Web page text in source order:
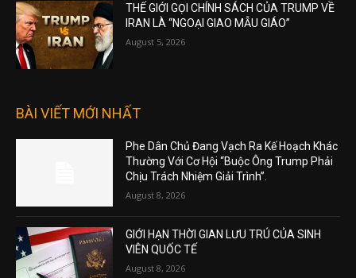
THẾ GIỚI GỌI CHÍNH SÁCH CỦA TRUMP VỀ
IRAN LÀ “NGOẠI GIAO MẪU GIÁO”
August 5, 2026
BÀI VIẾT MỚI NHẤT
Phe Dân Chủ Đang Vạch Ra Kế Hoạch Khác
Thường Với Cơ Hội “Buộc Ông Trump Phải
Chịu Trách Nhiệm Giải Trình”.
August 8, 2026
GIỚI HẠN THỜI GIAN LƯU TRÚ CỦA SINH
VIÊN QUỐC TẾ
August 8, 2026